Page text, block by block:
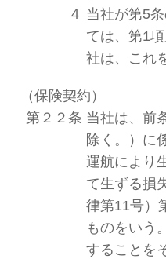
４ 当社が第5
ては、第1
社は、これ
（保険契約）
第２２条 当社は、前
除く。）に
運航により
て生ずる損
律第11号）
ものをいう
することを